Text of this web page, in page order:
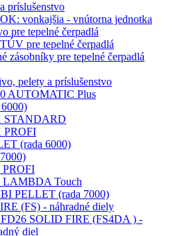
príslušenstvo
vonkajšia - vnútorna jednotka
pre tepelné čerpadlá
pre tepelné čerpadlá
zásobníky pre tepelné čerpadlá
pelety a príslušenstvo
AUTOMATIC Plus
STANDARD
PROFI
(rada 6000)
LAMBDA Touch
PELLET (rada 7000)
(FS) - náhradné diely
SOLID FIRE (FS4DA ) -
diel